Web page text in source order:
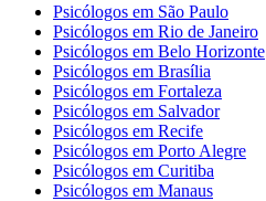
Psicólogos em São Paulo
Psicólogos em Rio de Janeiro
Psicólogos em Belo Horizonte
Psicólogos em Brasília
Psicólogos em Fortaleza
Psicólogos em Salvador
Psicólogos em Recife
Psicólogos em Porto Alegre
Psicólogos em Curitiba
Psicólogos em Manaus